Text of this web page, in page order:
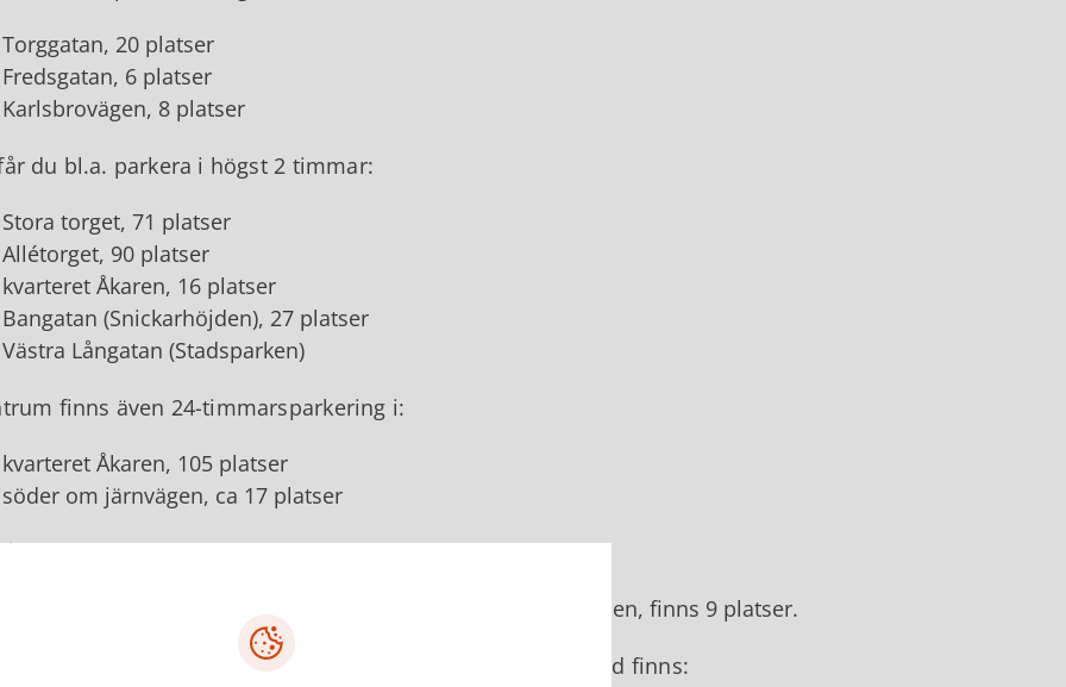
Torggatan, 20 platser
Fredsgatan, 6 platser
Karlsbrovägen, 8 platser
du bl.a. parkera i högst 2 timmar:
Stora torget, 71 platser
Allétorget, 90 platser
kvarteret Åkaren, 16 platser
Bangatan (Snickarhöjden), 27 platser
Västra Långatan (Stadsparken)
finns även 24-timmarsparkering i:
kvarteret Åkaren, 105 platser
söder om järnvägen, ca 17 platser
du parkera i 7 dygn:
Vid gamla polisstationen, väster om rondellen vid busstationen, finns 9 platser.
för transport av rörelsehindrad med parkeringstillstånd finns: